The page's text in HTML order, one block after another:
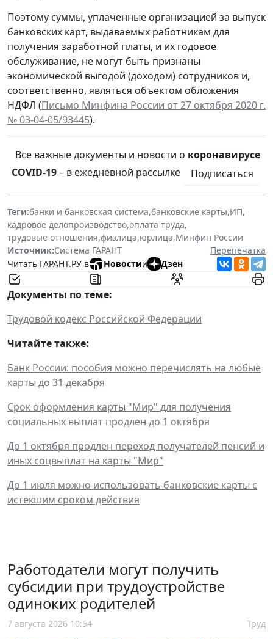
Поэтому суммы, уплаченные организацией за выпуск
банковских карт, выдаваемых работникам для
получения заработной платы, и их годовое
обслуживание, не могут быть признаны
экономической выгодой (доходом) сотрудников и,
соответственно, являться объектом обложения
НДФЛ (Письмо Минфина России от 27 октября 2020 г.
№ 03-04-05/93445).
Все важные документы и новости о коронавирусе
COVID-19– в ежедневной рассылке Подписаться
Теги:банки и банковская система,банковские карты,ИП,
кадровое делопроизводство,оплата труда,
трудовые отношения,физлица,юрлица,Минфин России
Источник:Система ГАРАНТ
Перепечатка
Читать ГАРАНТ.РУ в
Новостии Дзен
Документы по теме:
Трудовой кодекс Российской Федерации
Читайте также:
Банк России: пособия можно перечислять на любые
карты до 31 декабря
Срок оформления карты "Мир" для получения
социальных выплат продлен до 1 октября
До 1 октября продлен переход получателей пенсий и
иных соцвыплат на карты "Мир"
До 1 июля можно использовать банковские карты с
истекшим сроком действия
Работодатели могут получить
субсидии при трудоустройстве
одиноких родителей
7 августа 2026 10:54 Труд